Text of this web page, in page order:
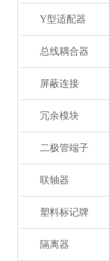
Y型适配器
总线耦合器
屏蔽连接
冗余模块
二极管端子
联轴器
塑料标记牌
隔离器